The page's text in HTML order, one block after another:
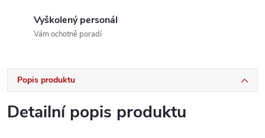
Vyškolený personál
Vám ochotně poradí
Popis produktu
Detailní popis produktu